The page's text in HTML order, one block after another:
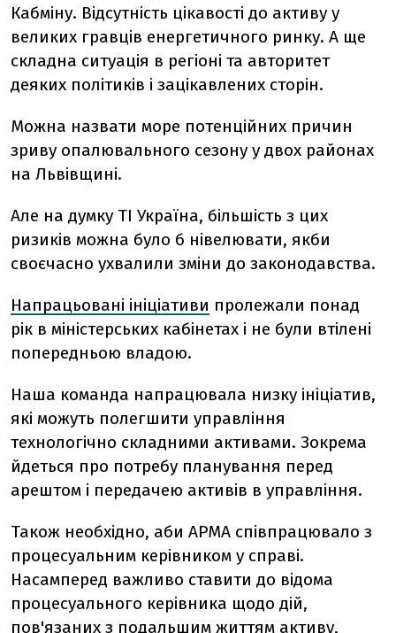
Кабміну. Відсутність цікавості до активу у
великих гравців енергетичного ринку. А ще
складна ситуація в регіоні та авторитет
деяких політиків і зацікавлених сторін.
Можна назвати море потенційних причин
зриву опалювального сезону у двох районах
на Львівщині.
Але на думку ТІ Україна, більшість з цих
ризиків можна було б нівелювати, якби
своєчасно ухвалили зміни до законодавства.
Напрацьовані ініціативи пролежали понад
рік в міністерських кабінетах і не були втілені
попередньою владою.
Наша команда напрацювала низку ініціатив,
які можуть полегшити управління
технологічно складними активами. Зокрема
йдеться про потребу планування перед
арештом і передачею активів в управління.
Також необхідно, аби АРМА співпрацювало з
процесуальним керівником у справі.
Насамперед важливо ставити до відома
процесуального керівника щодо дій,
пов'язаних з подальшим життям активу,